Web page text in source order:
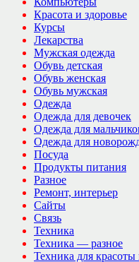
Красота и здоровье
Курсы
Лекарства
Мужская одежда
Обувь детская
Обувь женская
Обувь мужская
Одежда
Одежда для девочек
Одежда для
Одежда для
Посуда
Продукты питания
Разное
Ремонт, интерьер
Сайты
Связь
Техника
Техника — разное
Техника для красоты